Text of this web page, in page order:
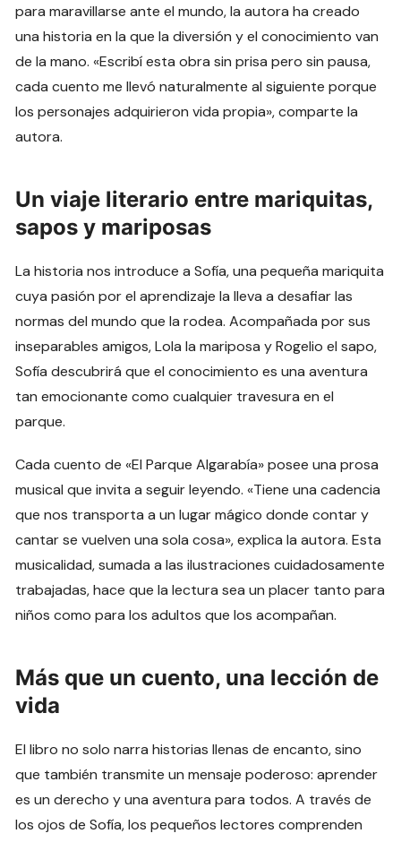
para maravillarse ante el mundo, la autora ha creado
una historia en la que la diversión y el conocimiento van
de la mano. «Escribí esta obra sin prisa pero sin pausa,
cada cuento me llevó naturalmente al siguiente porque
los personajes adquirieron vida propia», comparte la
autora.
Un viaje literario entre mariquitas,
sapos y mariposas
La historia nos introduce a Sofía, una pequeña mariquita
cuya pasión por el aprendizaje la lleva a desafiar las
normas del mundo que la rodea. Acompañada por sus
inseparables amigos, Lola la mariposa y Rogelio el sapo,
Sofía descubrirá que el conocimiento es una aventura
tan emocionante como cualquier travesura en el
parque.
Cada cuento de «El Parque Algarabía» posee una prosa
musical que invita a seguir leyendo. «Tiene una cadencia
que nos transporta a un lugar mágico donde contar y
cantar se vuelven una sola cosa», explica la autora. Esta
musicalidad, sumada a las ilustraciones cuidadosamente
trabajadas, hace que la lectura sea un placer tanto para
niños como para los adultos que los acompañan.
Más que un cuento, una lección de
vida
El libro no solo narra historias llenas de encanto, sino
que también transmite un mensaje poderoso: aprender
es un derecho y una aventura para todos. A través de
los ojos de Sofía, los pequeños lectores comprenden